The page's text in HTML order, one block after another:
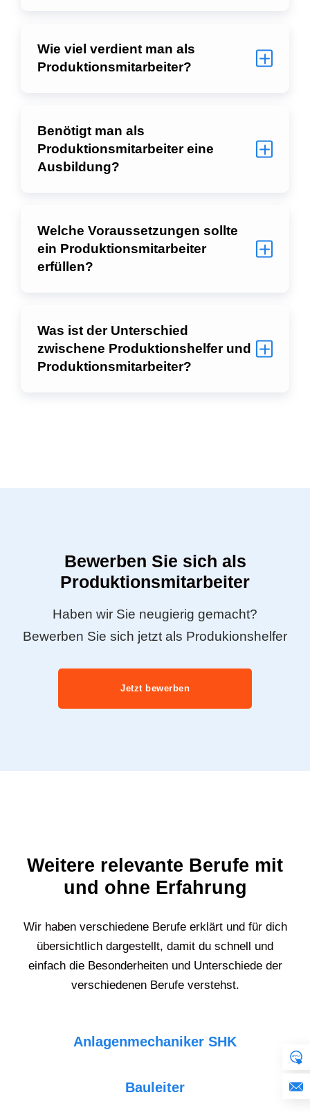
Wie viel verdient man als
Produktionsmitarbeiter?
Benötigt man als
Produktionsmitarbeiter eine
Ausbildung?
Welche Voraussetzungen sollte
ein Produktionsmitarbeiter
erfüllen?
Was ist der Unterschied
zwischene Produktionshelfer und
Produktionsmitarbeiter?
Bewerben Sie sich als
Produktionsmitarbeiter
Haben wir Sie neugierig gemacht?
Bewerben Sie sich jetzt als Produkionshelfer
Jetzt bewerben
Weitere relevante Berufe mit
und ohne Erfahrung
Wir haben verschiedene Berufe erklärt und für dich
übersichtlich dargestellt, damit du schnell und
einfach die Besonderheiten und Unterschiede der
verschiedenen Berufe verstehst.
Anlagenmechaniker SHK
Bauleiter